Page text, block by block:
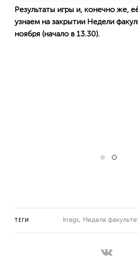
Результаты игры и, конечно же,
узнаем на закрытии Недели
ноября (начало в 13.30).
ТЕГИ krags, Неделя